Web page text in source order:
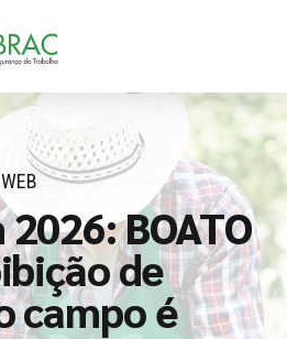
BOATO
de
campo é